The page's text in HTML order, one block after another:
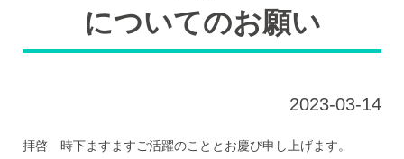
についてのお願い
2023-03-14
拝啓 時下ますますご活躍のこととお慶び申し上げます。